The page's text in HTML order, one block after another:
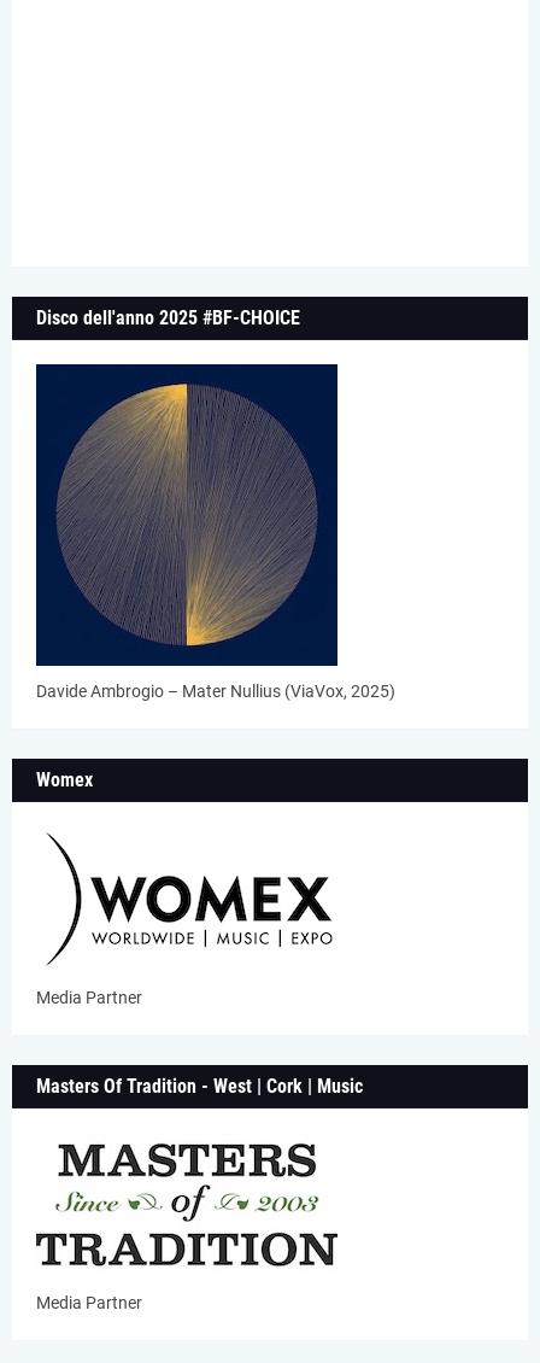
Disco dell'anno 2025 #BF-CHOICE
Davide Ambrogio – Mater Nullius (ViaVox, 2025)
Womex
Media Partner
Masters Of Tradition - West | Cork | Music
Media Partner